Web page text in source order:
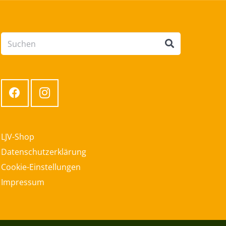
LJV-Shop
Datenschutzerklärung
Cookie-Einstellungen
Impressum